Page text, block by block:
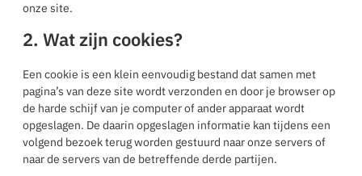
onze site.
2. Wat zijn cookies?
Een cookie is een klein eenvoudig bestand dat samen met
pagina’s van deze site wordt verzonden en door je browser op
de harde schijf van je computer of ander apparaat wordt
opgeslagen. De daarin opgeslagen informatie kan tijdens een
volgend bezoek terug worden gestuurd naar onze servers of
naar de servers van de betreffende derde partijen.